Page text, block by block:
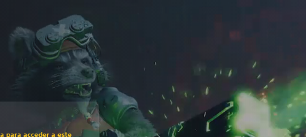
original de US$59.99
para acceder a este